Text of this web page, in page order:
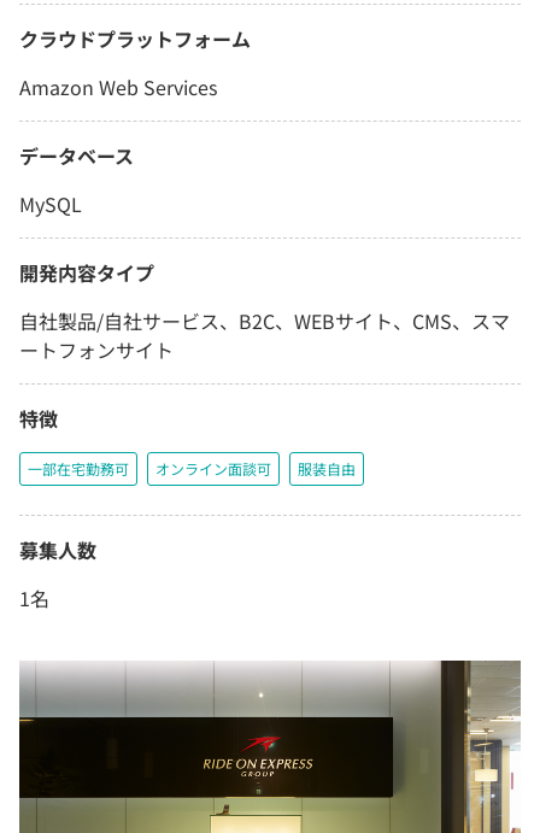
クラウドプラットフォーム
Amazon Web Services
データベース
MySQL
開発内容タイプ
自社製品/自社サービス、B2C、WEBサイト、CMS、スマ
ートフォンサイト
特徴
一部在宅勤務可 オンライン面談可 服装自由
募集人数
1名